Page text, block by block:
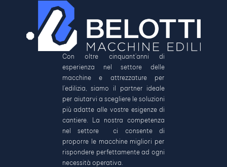
Con oltre cinquant’anni di
esperienza nel settore delle
macchine e attrezzature per
l’edilizia, siamo il partner ideale
per aiutarvi a scegliere le soluzioni
più adatte alle vostre esigenze di
cantiere. La nostra competenza
nel settore ci consente di
proporre le macchine migliori per
rispondere perfettamente ad ogni
necessità operativa.